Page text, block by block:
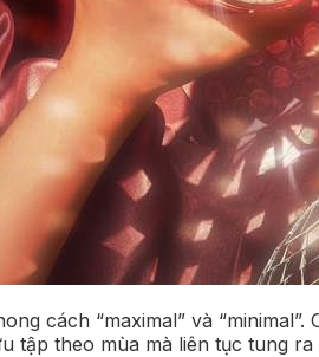
cách “maximal” và
theo mùa mà liên tục tung